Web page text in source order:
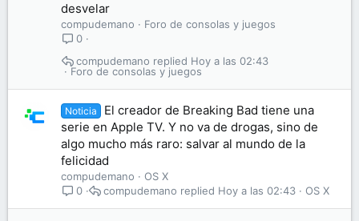
desvelar
compudemano
Foro de consolas y juegos
0
Foro de consolas y juegos
Hoy a las 02:43
compudemano
Noticia
El creador de Breaking Bad tiene una
serie en Apple TV. Y no va de drogas, sino de
algo mucho más raro: salvar al mundo de la
felicidad
compudemano
OS X
0
OS X
Hoy a las 02:43
compudemano